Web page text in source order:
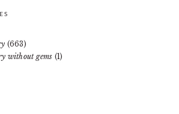
(663)
without gems (1)